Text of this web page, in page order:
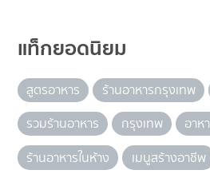
แท็กยอดนิยม
สูตรอาหาร ร้านอาหารกรุงเทพ
รวมร้านอาหาร
กรุงเทพ อาห
ร้านอาหารในห้าง
เมนูสร้างอาชีพ